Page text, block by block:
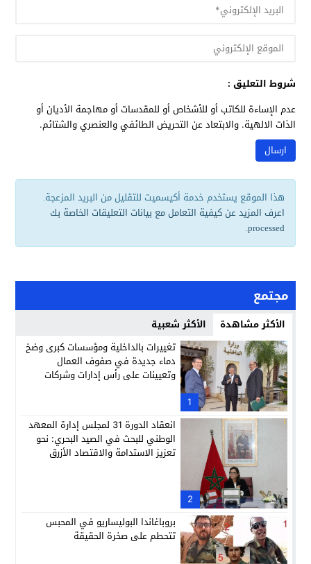
شروط التعليق :
عدم الإساءة للكاتب أو للأشخاص أو للمقدسات أو مهاجمة الأديان أو
الذات الالهية. والابتعاد عن التحريض الطائفي والعنصري والشتائم.
هذا الموقع يستخدم خدمة أكيسميت للتقليل من البريد المزعجة.
اعرف المزيد عن كيفية التعامل مع بيانات التعليقات الخاصة بك
processed
.
مجتمع
الأكثر مشاهدة الأكثر شعبية
1
تغييرات بالداخلية ومؤسسات كبرى وضخ
دماء جديدة في صفوف العمال
وتعيينات على رأس إدارات وشركات
2
انعقاد الدورة 31 لمجلس إدارة المعهد
الوطني للبحث في الصيد البحري: نحو
تعزيز الاستدامة والاقتصاد الأزرق
بروباغاندا البوليساريو في المحبس
تتحطم على صخرة الحقيقة